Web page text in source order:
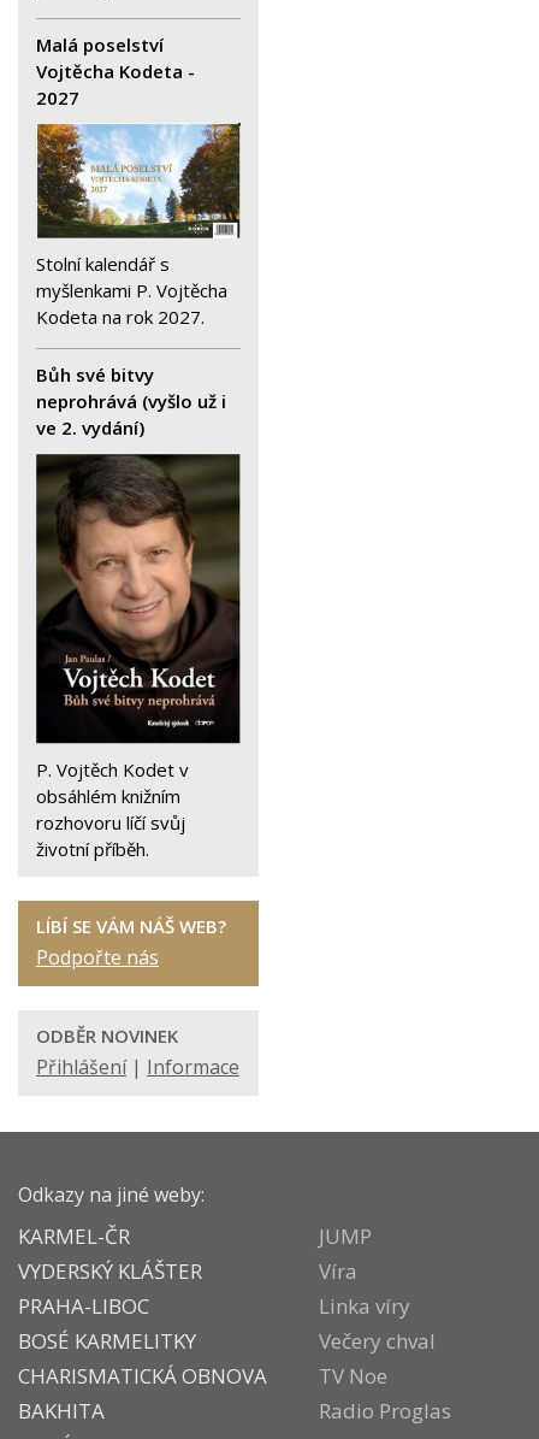
Malá poselství
Vojtěcha Kodeta -
2027
Stolní kalendář s
myšlenkami P. Vojtěcha
Kodeta na rok 2027.
Bůh své bitvy
neprohrává (vyšlo už i
ve 2. vydání)
P. Vojtěch Kodet v
obsáhlém knižním
rozhovoru líčí svůj
životní příběh.
LÍBÍ SE VÁM NÁŠ WEB?
Podpořte nás
ODBĚR NOVINEK
Přihlášení| Informace
Odkazy na jiné weby:
KARMEL-ČR
VYDERSKÝ KLÁŠTER
PRAHA-LIBOC
BOSÉ KARMELITKY
CHARISMATICKÁ OBNOVA
BAKHITA
JUMP
Víra
Linka víry
Večery chval
TV Noe
Radio Proglas